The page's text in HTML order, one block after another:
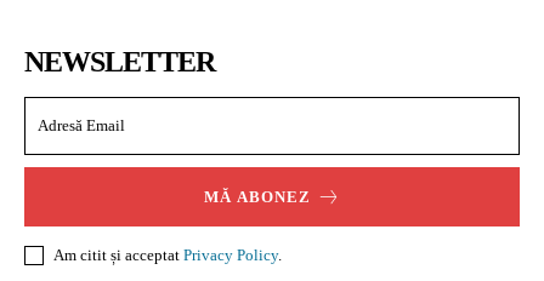
NEWSLETTER
MĂ ABONEZ
Am citit și acceptat Privacy Policy.